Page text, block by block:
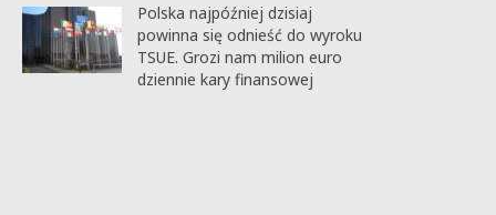
Polska najpóźniej dzisiaj
powinna się odnieść do wyroku
TSUE. Grozi nam milion euro
dziennie kary finansowej